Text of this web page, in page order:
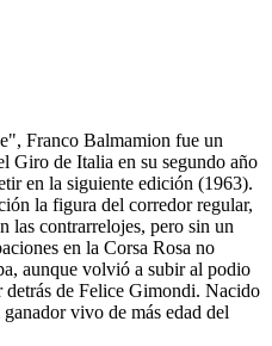
Franco Balmamion fue un
Giro de Italia en su segundo año
en la siguiente edición (1963).
la figura del corredor regular,
las contrarrelojes, pero sin un
en la Corsa Rosa no
aunque volvió a subir al podio
de Felice Gimondi. Nacido
vivo de más edad del